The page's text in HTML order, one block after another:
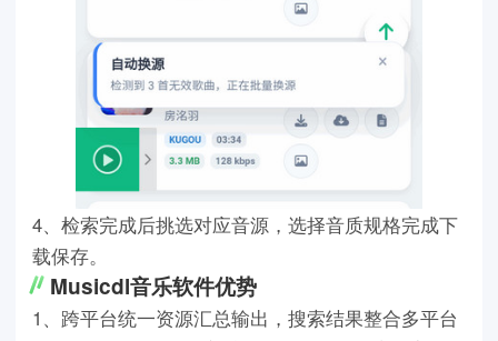
4、检索完成后挑选对应音源，选择音质规格完成下
载保存。
Musicdl音乐软件优势
1、跨平台统一资源汇总输出，搜索结果整合多平台